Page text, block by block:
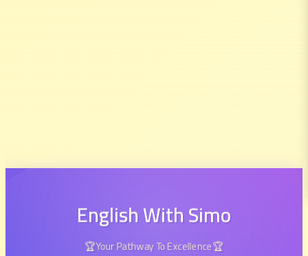
English With Simo
🏆Your Pathway To Excellence🏆